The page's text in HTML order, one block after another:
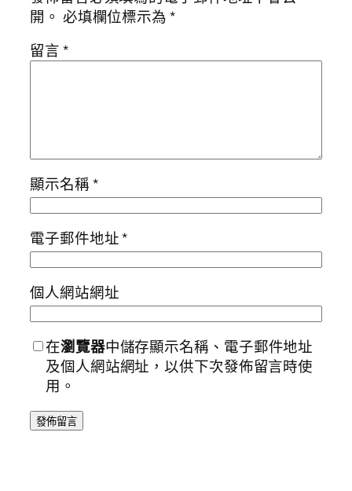
開。 必填欄位標示為*
留言*
顯示名稱*
電子郵件地址*
個人網站網址
在瀏覽器中儲存顯示名稱、電子郵件地址
及個人網站網址，以供下次發佈留言時使
用。